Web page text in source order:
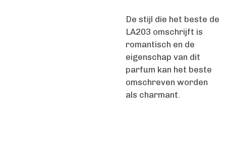
De stijl die het beste de
LA203 omschrijft is
romantisch en de
eigenschap van dit
parfum kan het beste
omschreven worden
als charmant.